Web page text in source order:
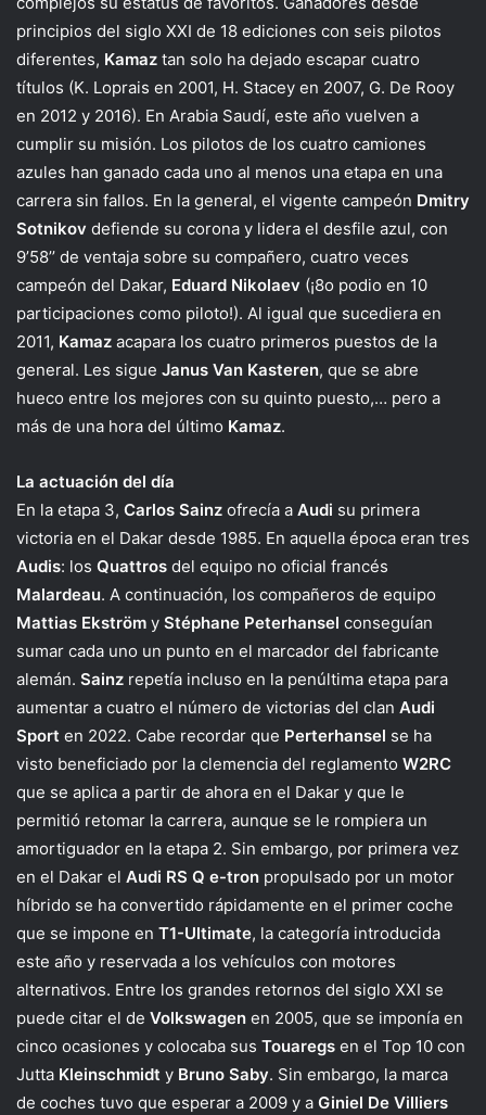
principios del siglo XXI de 18 ediciones con seis pilotos
diferentes, Kamaz tan solo ha dejado escapar cuatro
títulos (K. Loprais en 2001, H. Stacey en 2007, G. De Rooy
en 2012 y 2016). En Arabia Saudí, este año vuelven a
cumplir su misión. Los pilotos de los cuatro camiones
azules han ganado cada uno al menos una etapa en una
carrera sin fallos. En la general, el vigente campeón Dmitry
Sotnikov defiende su corona y lidera el desfile azul, con
9’58’’ de ventaja sobre su compañero, cuatro veces
campeón del Dakar, Eduard Nikolaev (¡8o podio en 10
participaciones como piloto!). Al igual que sucediera en
2011, Kamaz acapara los cuatro primeros puestos de la
general. Les sigue Janus Van Kasteren, que se abre
hueco entre los mejores con su quinto puesto,… pero a
más de una hora del último Kamaz.
La actuación del día
En la etapa 3, Carlos Sainz ofrecía a Audi su primera
victoria en el Dakar desde 1985. En aquella época eran tres
Audis: los Quattros del equipo no oficial francés
Malardeau. A continuación, los compañeros de equipo
Mattias Ekström y Stéphane Peterhansel conseguían
sumar cada uno un punto en el marcador del fabricante
alemán. Sainz repetía incluso en la penúltima etapa para
aumentar a cuatro el número de victorias del clan Audi
Sport en 2022. Cabe recordar que Perterhansel se ha
visto beneficiado por la clemencia del reglamento W2RC
que se aplica a partir de ahora en el Dakar y que le
permitió retomar la carrera, aunque se le rompiera un
amortiguador en la etapa 2. Sin embargo, por primera vez
en el Dakar el Audi RS Q e-tron propulsado por un motor
híbrido se ha convertido rápidamente en el primer coche
que se impone en T1-Ultimate, la categoría introducida
este año y reservada a los vehículos con motores
alternativos. Entre los grandes retornos del siglo XXI se
puede citar el de Volkswagen en 2005, que se imponía en
cinco ocasiones y colocaba sus Touaregs en el Top 10 con
Jutta Kleinschmidt y Bruno Saby. Sin embargo, la marca
de coches tuvo que esperar a 2009 y a Giniel De Villiers